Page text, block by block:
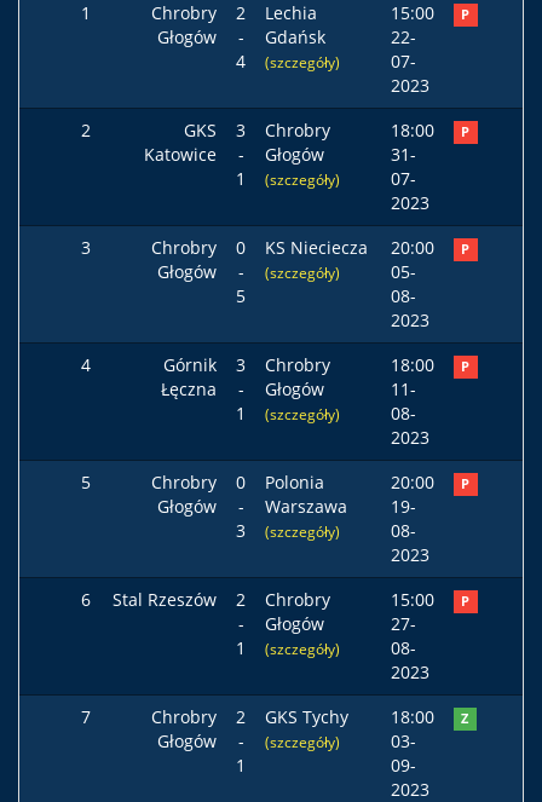
1
Chrobry
Głogów
2
-
4
Lechia
Gdańsk
(szczegóły)
15:00
22-
07-
2023
P
2
GKS
Katowice
3
-
1
Chrobry
Głogów
(szczegóły)
18:00
31-
07-
2023
P
3
Chrobry
Głogów
0
-
5
KS Nieciecza
(szczegóły)
20:00
05-
08-
2023
P
4
Górnik
Łęczna
3
-
1
Chrobry
Głogów
(szczegóły)
18:00
11-
08-
2023
P
5
Chrobry
Głogów
0
-
3
Polonia
Warszawa
(szczegóły)
20:00
19-
08-
2023
P
6 Stal Rzeszów
2
-
1
Chrobry
Głogów
(szczegóły)
15:00
27-
08-
2023
P
7
Chrobry
Głogów
2
-
1
GKS Tychy
(szczegóły)
18:00
03-
09-
2023
Z